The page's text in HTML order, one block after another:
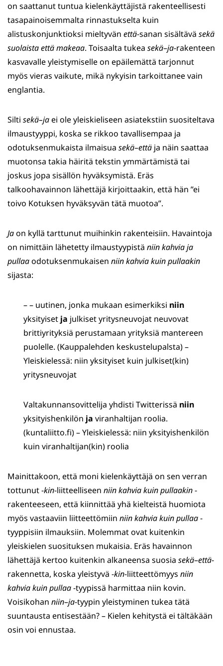
on saattanut tuntua kielenkäyttäjistä rakenteellisesti
tasapainoisemmalta rinnastukselta kuin
alistuskonjunktioksi mieltyvän että-sanan sisältävä sekä
suolaista että makeaa. Toisaalta tukea sekä–ja-rakenteen
kasvavalle yleistymiselle on epäilemättä tarjonnut
myös vieras vaikute, mikä nykyisin tarkoittanee vain
englantia.
Silti sekä–jaei ole yleiskieliseen asiatekstiin suositeltava
ilmaustyyppi, koska se rikkoo tavallisempaa ja
odotuksenmukaista ilmaisua sekä–että ja näin saattaa
muotonsa takia häiritä tekstin ymmärtämistä tai
joskus jopa sisällön hyväksymistä. Eräs
talkoohavainnon lähettäjä kirjoittaakin, että hän ”ei
toivo Kotuksen hyväksyvän tätä muotoa”.
Jaon kyllä tarttunut muihinkin rakenteisiin. Havaintoja
on nimittäin lähetetty ilmaustyypistä niin kahvia ja
pullaaodotuksenmukaisen niin kahvia kuin pullaakin
sijasta:
– – uutinen, jonka mukaan esimerkiksi niin
yksityiset ja julkiset yritysneuvojat neuvovat
brittiyrityksiä perustamaan yrityksiä mantereen
puolelle. (Kauppalehden keskustelupalsta) –
Yleiskielessä: niin yksityiset kuin julkiset(kin)
yritysneuvojat
Valtakunnansovittelija yhdisti Twitterissä niin
yksityishenkilön ja viranhaltijan roolia.
(kuntaliitto.fi) – Yleiskielessä: niin yksityishenkilön
kuin viranhaltijan(kin) roolia
Mainittakoon, että moni kielenkäyttäjä on sen verran
tottunut -kin-liitteelliseen niin kahvia kuin pullaakin-
rakenteeseen, että kiinnittää yhä kielteistä huomiota
myös vastaaviin liitteettömiin niin kahvia kuin pullaa-
tyyppisiin ilmauksiin. Molemmat ovat kuitenkin
yleiskielen suosituksen mukaisia. Eräs havainnon
lähettäjä kertoo kuitenkin alkaneensa suosia sekä–että-
rakennetta, koska yleistyvä -kin-liitteettömyys niin
kahvia kuin pullaa-tyypissä harmittaa niin kovin.
Voisikohan niin–ja-tyypin yleistyminen tukea tätä
suuntausta entisestään? – Kielen kehitystä ei tältäkään
osin voi ennustaa.